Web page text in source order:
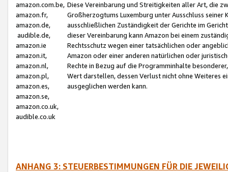
amazon.com.be,
amazon.fr,
amazon.de,
audible.de,
amazon.ie
amazon.it,
amazon.nl,
amazon.pl,
amazon.es,
amazon.se,
amazon.co.uk,
audible.co.uk
Diese Vereinbarung und Streitigkeiten aller Art, die
Großherzogtums Luxemburg unter Ausschluss
ausschließlichen Zuständigkeit der Gerichte im
dieser Vereinbarung kann Amazon bei einem
Rechtsschutz wegen einer tatsächlichen oder
Amazon oder einer anderen natürlichen oder
Rechte in Bezug auf die Programminhalte
Wert darstellen, dessen Verlust nicht ohne Weiteres
ausgeglichen werden kann.
ANHANG 3: STEUERBESTIMMUNGEN FÜR DIE